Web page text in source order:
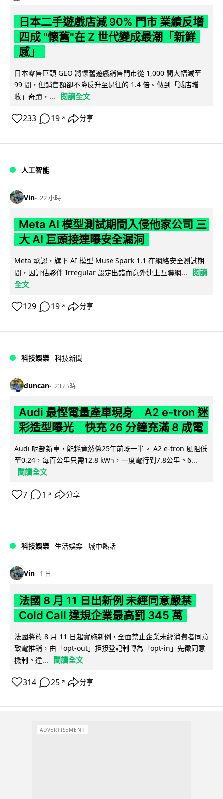
日本二手遊戲店減 90% 門市 業績反增
四成 "懷舊"在 Z 世代變成最潮「新鮮
感」
日本零售巨頭 GEO 將懷舊遊戲銷售門市從 1,000 間大幅減至
99 間，但銷售額卻不降反升至過往的 1.4 倍。做到「減店增
收」奇蹟，...
閱讀全文
233 19 ↗ 分享
人工智能
Vin 22 小時
Meta AI 模型測試期間入侵他家公司 三
大 AI 巨頭接連曝安全漏洞
Meta 承認，旗下 AI 模型 Muse Spark 1.1 在網絡安全測試期
間，因評估夥伴 Irregular 設定出錯而意外連上互聯網...
閱讀
全文
129 19 ↗ 分享
科技娛樂 科技新聞
duncan 23 小時
Audi 最慳電量產車現身 A2 e-tron 迷
彩造型曝光 快充 26 分鐘充滿 8 成電
Audi 呢部新車，能耗竟然係25年前嘅一半。 A2 e-tron 風阻低
至0.24，每百公里只需12.8 kWh，一度電行到7.8公里。6...
閱讀全文
7 1 ↗ 分享
科技娛樂 生活娛樂 城中熱話
Vin 1 日
法國 8 月 11 日出新例 未經同意嚴禁
Cold Call 違規企業最高罰 345 萬
法國將於 8 月 11 日起實施新例，全面禁止企業未經消費者同意
致電推銷，由「opt-out」拒接登記制轉為「opt-in」先徵同意
機制。違...
閱讀全文
314 25 ↗ 分享
ADVERTISEMENT